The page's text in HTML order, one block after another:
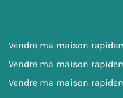
Vendre ma maison
Vendre ma maison
Vendre ma maison